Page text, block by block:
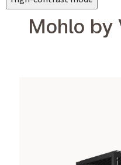
Mohlo by